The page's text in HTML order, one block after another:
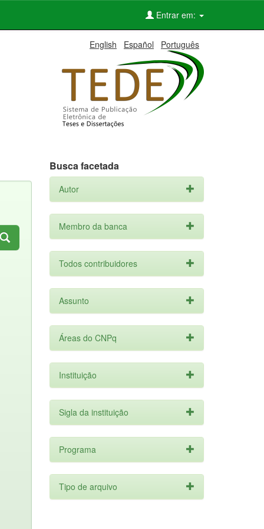
Entrar em:
English Español Português
Busca facetada
Autor
Membro da banca
Todos contribuidores
Assunto
Áreas do CNPq
Instituição
Sigla da instituição
Programa
Tipo de arquivo